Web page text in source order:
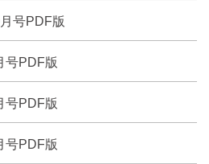
号PDF版
号PDF版
号PDF版
号PDF版